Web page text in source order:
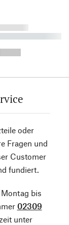
----------
oder
Fragen und
Customer
fundiert.
bis
02309
unter